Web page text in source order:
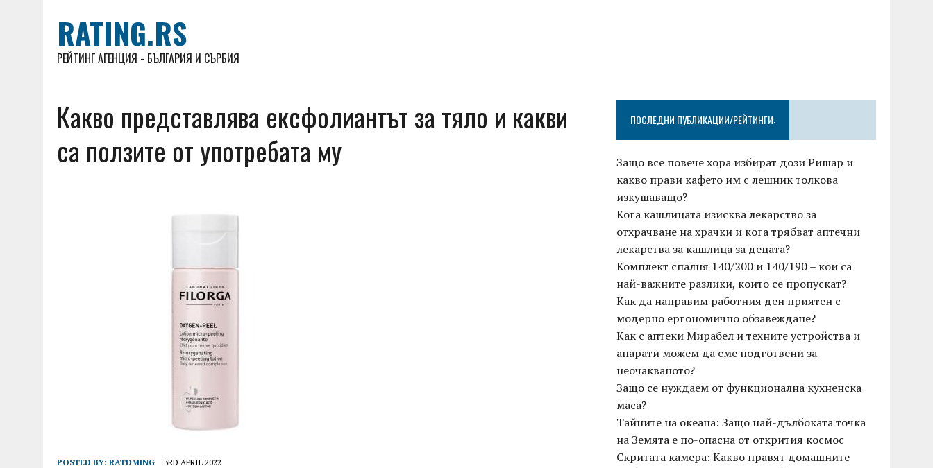
RATING.RS
РЕЙТИНГ АГЕНЦИЯ - БЪЛГАРИЯ И СЪРБИЯ
Какво представлява ексфолиантът за тяло и какви
са ползите от употребата му
POSTED BY: RATDMING 3RD APRIL 2022
ПОСЛЕДНИ ПУБЛИКАЦИИ/РЕЙТИНГИ:
Защо все повече хора избират дози Ришар и
какво прави кафето им с лешник толкова
изкушаващо?
Кога кашлицата изисква лекарство за
отхрачване на храчки и кога трябват аптечни
лекарства за кашлица за децата?
Комплект спалня 140/200 и 140/190 – кои са
най-важните разлики, които се пропускат?
Как да направим работния ден приятен с
модерно ергономично обзавеждане?
Как с аптеки Мирабел и техните устройства и
апарати можем да сме подготвени за
неочакваното?
Защо се нуждаем от функционална кухненска
маса?
Тайните на океана: Защо най-дълбоката точка
на Земята е по-опасна от открития космос
Скритата камера: Какво правят домашните